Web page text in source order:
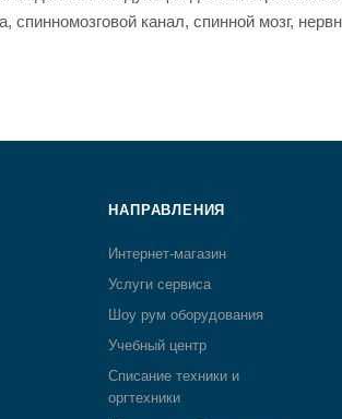
спинномозговой канал, спинной мозг,
НАПРАВЛЕНИЯ
Интернет-магазин
Услуги сервиса
Шоу рум оборудования
Учебный центр
Списание техники и
оргтехники